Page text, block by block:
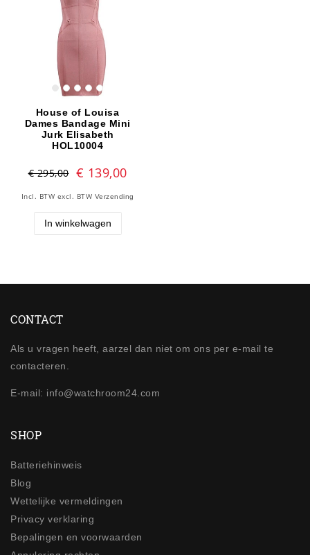
House of Louisa
Dames Bandage Mini
Jurk Elisabeth
HOL10004
€ 295,00 € 139,00
Incl. BTW excl. BTW Verzending
In winkelwagen
CONTACT
Als u vragen heeft, aarzel dan niet om ons per e-mail te
contacteren.
E-mail: info@watchroom24.com
SHOP
Batteriehinweis
Blog
Wettelijke vermeldingen
Privacy verklaring
Bepalingen en voorwaarden